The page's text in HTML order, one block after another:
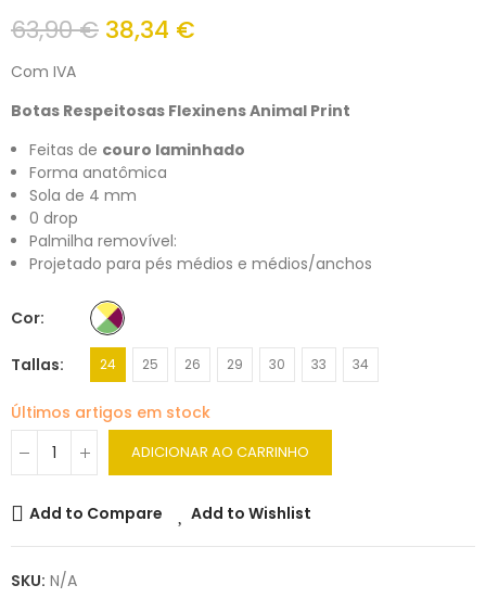
63,90 € 38,34 €
Com IVA
Botas Respeitosas Flexinens Animal Print
Feitas de couro laminhado
Forma anatômica
Sola de 4 mm
0 drop
Palmilha removível:
Projetado para pés médios e médios/anchos
Cor
Tallas 24 25 26 29 30 33 34
Últimos artigos em stock
ADICIONAR AO CARRINHO
Add to Compare Add to Wishlist
SKU: N/A